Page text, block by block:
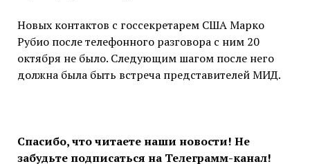
Новых контактов с госсекретарем США Марко
Рубио после телефонного разговора с ним 20
октября не было. Следующим шагом после него
должна была быть встреча представителей МИД.
Спасибо, что читаете наши новости! Не
забудьте подписаться на Телеграмм-канал!